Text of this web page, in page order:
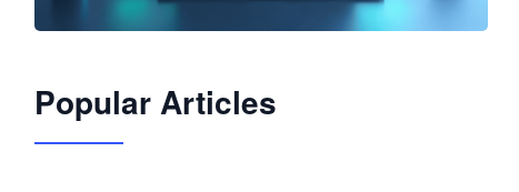
JimoClaw 桌面 AI Agent 工作台
Popular Articles